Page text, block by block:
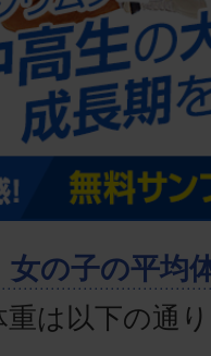
女の子の平均
は以下の通